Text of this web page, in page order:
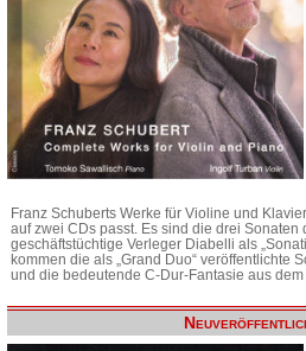
Franz Schuberts Werke für Violine und
auf zwei CDs passt. Es sind die drei
geschäftstüchtige Verleger Diabelli als
kommen die als „Grand Duo“ veröffentlichte
und die bedeutende C-Dur-Fantasie aus dem